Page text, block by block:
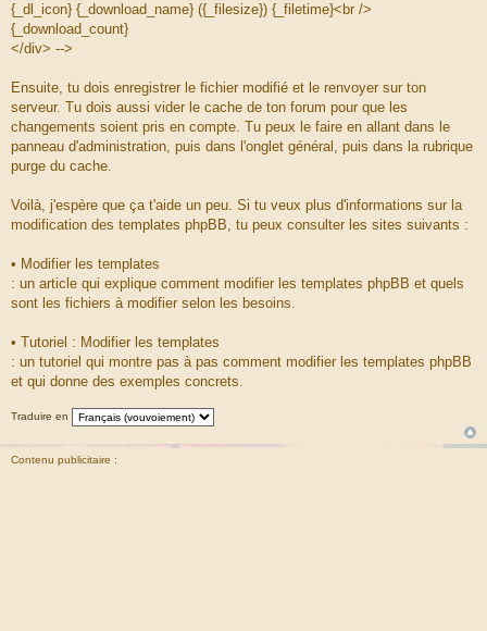
{_dl_icon} {_download_name} ({_filesize}) {_filetime}<br />
{_download_count}
</div> -->
Ensuite, tu dois enregistrer le fichier modifié et le renvoyer sur ton
serveur. Tu dois aussi vider le cache de ton forum pour que les
changements soient pris en compte. Tu peux le faire en allant dans le
panneau d'administration, puis dans l'onglet général, puis dans la rubrique
purge du cache.
Voilà, j'espère que ça t'aide un peu. Si tu veux plus d'informations sur la
modification des templates phpBB, tu peux consulter les sites suivants :
• Modifier les templates
: un article qui explique comment modifier les templates phpBB et quels
sont les fichiers à modifier selon les besoins.
• Tutoriel : Modifier les templates
: un tutoriel qui montre pas à pas comment modifier les templates phpBB
et qui donne des exemples concrets.
Traduire en
Contenu publicitaire :